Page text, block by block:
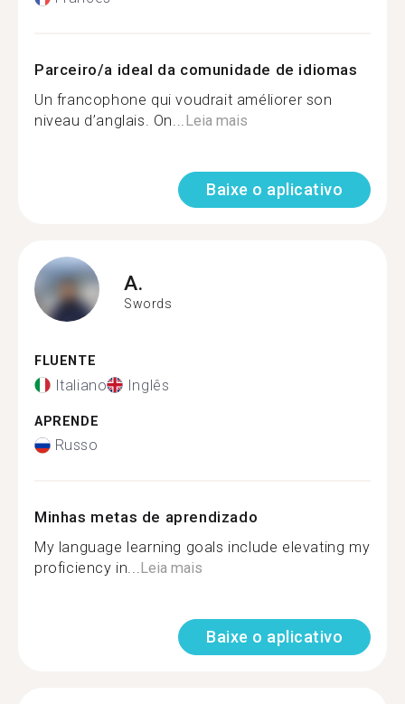
Parceiro/a ideal da comunidade de idiomas
Un francophone qui voudrait améliorer son
niveau d’anglais. On...Leia mais
Baixe o aplicativo
A.
Swords
FLUENTE
Italiano Inglês
APRENDE
Russo
Minhas metas de aprendizado
My language learning goals include elevating my
proficiency in...Leia mais
Baixe o aplicativo